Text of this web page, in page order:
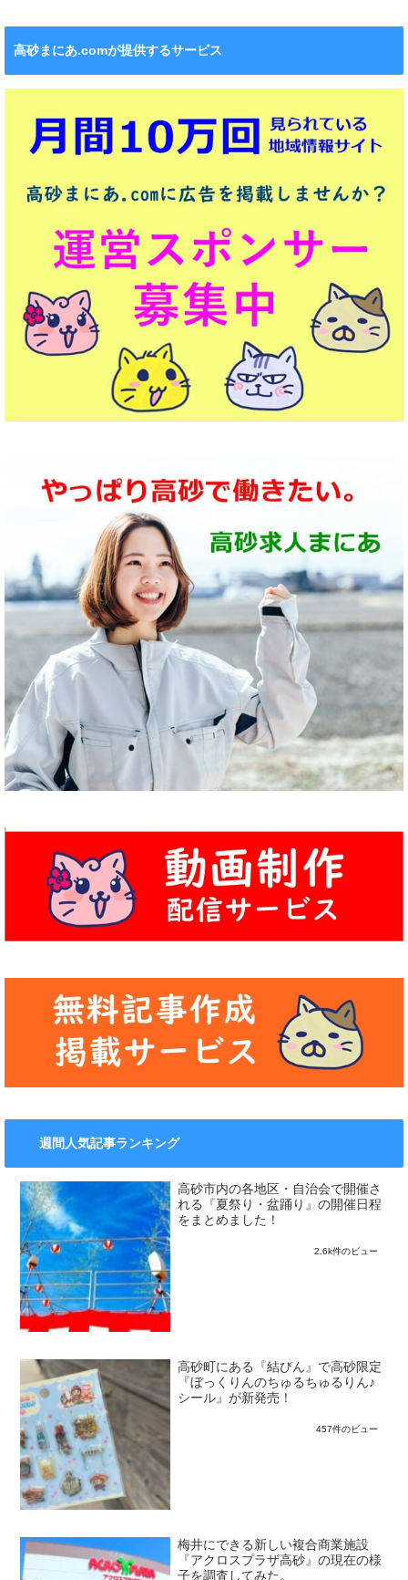
高砂まにあ.comが提供するサービス
週間人気記事ランキング
高砂市内の各地区・自治会で開催さ
れる『夏祭り・盆踊り』の開催日程
をまとめました！
2.6k件のビュー
高砂町にある『結びん』で高砂限定
『ぼっくりんのちゅるちゅるりん♪
シール』が新発売！
457件のビュー
梅井にできる新しい複合商業施設
『アクロスプラザ高砂』の現在の様
子を調査してみた。